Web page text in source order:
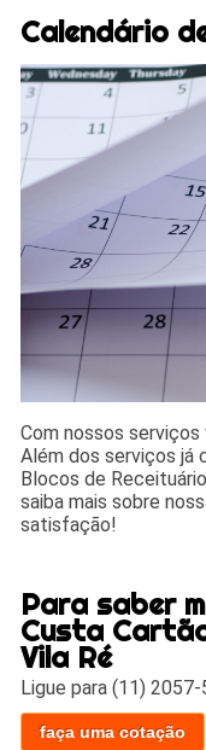
Calendário
Com nossos
Além dos serviços já
Blocos de
saiba mais sobre
satisfação!
Para saber
Custa
Vila Ré
Ligue para(11) 2057-
faça uma cotação